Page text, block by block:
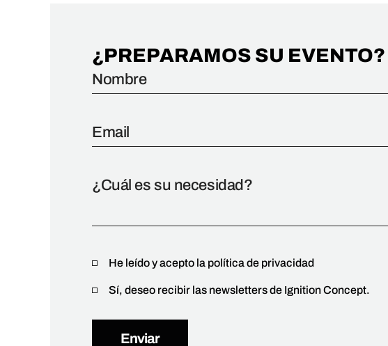
¿PREPARAMOS SU EVENTO?
He leído y acepto la política de privacidad
Sí, deseo recibir las newsletters de Ignition Concept.